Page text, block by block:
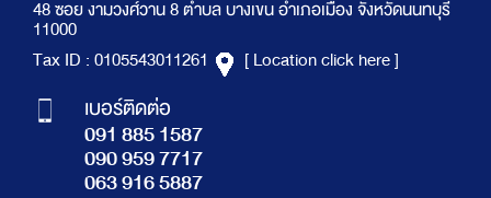
48 ซอย งามวงศ์วาน 8 ตำบล บางเขน อำเภอเมือง จังหวัดนนทบุรี
11000
Tax ID : 0105543011261
[ Location click here ]
เบอร์ติดต่อ
091 885 1587
090 959 7717
063 916 5887